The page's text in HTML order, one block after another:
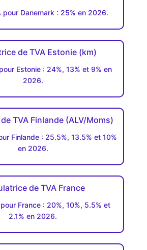
pour Danemark : 25% en 2026.
de TVA Estonie (km)
Estonie : 24%, 13% et 9% en
2026.
TVA Finlande (ALV/Moms)
Finlande : 25.5%, 13.5% et 10%
en 2026.
de TVA France
France : 20%, 10%, 5.5% et
2.1% en 2026.